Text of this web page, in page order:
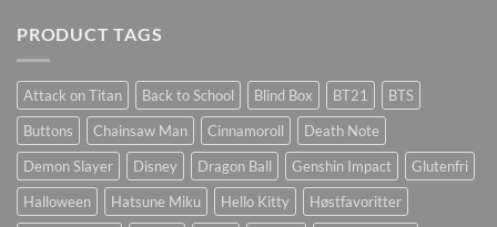
PRODUCT TAGS
Attack on Titan Back to School Blind Box BT21
BTS
Buttons
Chainsaw Man Cinnamoroll
Death Note
Demon Slayer
Disney Dragon Ball Genshin Impact
Glutenfri
Halloween
Hatsune Miku Hello Kitty
Høstfavoritter